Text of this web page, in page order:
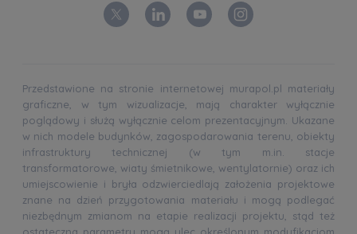
Przedstawione na stronie internetowej murapol.pl materiały
graficzne, w tym wizualizacje, mają charakter wyłącznie
poglądowy i służą wyłącznie celom prezentacyjnym. Ukazane
w nich modele budynków, zagospodarowania terenu, obiekty
infrastruktury technicznej (w tym m.in. stacje
transformatorowe, wiaty śmietnikowe, wentylatornie) oraz ich
umiejscowienie i bryła odzwierciedlają założenia projektowe
znane na dzień przygotowania materiału i mogą podlegać
niezbędnym zmianom na etapie realizacji projektu, stąd też
ostateczna parametry mogą ulec określonym modyfikacjom